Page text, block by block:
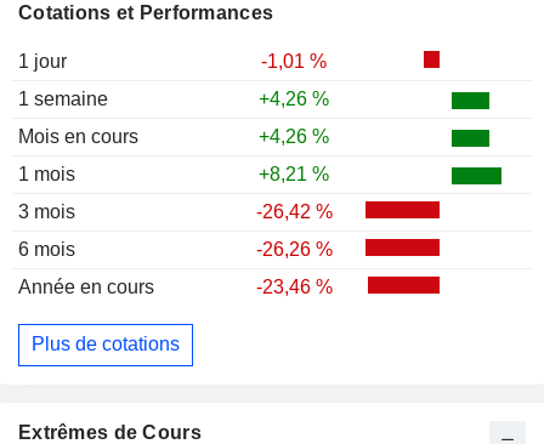
Cotations et Performances
1 jour
-1,01 %
1 semaine
+4,26 %
Mois en cours
+4,26 %
1 mois
+8,21 %
3 mois
-26,42 %
6 mois
-26,26 %
Année en cours
-23,46 %
Plus de cotations
Extrêmes de Cours